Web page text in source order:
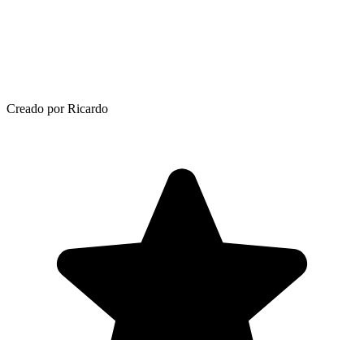
Creado por Ricardo